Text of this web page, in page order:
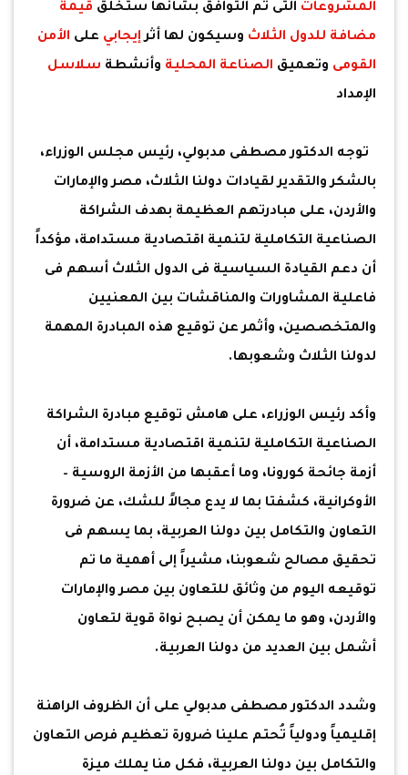
المشروعات التى تم التوافق بشأنها ستخلق قيمة
مضافة للدول الثلاث وسيكون لها أثرإيجابي على الأمن
القومى وتعميق الصناعة المحلية وأنشطة سلاسل
الإمداد
توجه الدكتور مصطفى مدبولي، رئيس مجلس الوزراء،
بالشكر والتقدير لقيادات دولنا الثلاث، مصر والإمارات
والأردن، على مبادرتهم العظيمة بهدف الشراكة
الصناعية التكاملية لتنمية اقتصادية مستدامة، مؤكداً
أن دعم القيادة السياسية فى الدول الثلاث أسهم فى
فاعلية المشاورات والمناقشات بين المعنيين
والمتخصصين، وأثمر عن توقيع هذه المبادرة المهمة
لدولنا الثلاث وشعوبها.
وأكد رئيس الوزراء، على هامش توقيع مبادرة الشراكة
الصناعية التكاملية لتنمية اقتصادية مستدامة، أن
أزمة جائحة كورونا، وما أعقبها من الأزمة الروسية –
الأوكرانية، كشفتا بما لا يدع مجالاً للشك، عن ضرورة
التعاون والتكامل بين دولنا العربية، بما يسهم فى
تحقيق مصالح شعوبنا، مشيراً إلى أهمية ما تم
توقيعه اليوم من وثائق للتعاون بين مصر والإمارات
والأردن، وهو ما يمكن أن يصبح نواة قوية لتعاون
أشمل بين العديد من دولنا العربية.
وشدد الدكتور مصطفى مدبولي على أن الظروف الراهنة
إقليمياً ودولياً تُحتم علينا ضرورة تعظيم فرص التعاون
والتكامل بين دولنا العربية، فكل منا يملك ميزة